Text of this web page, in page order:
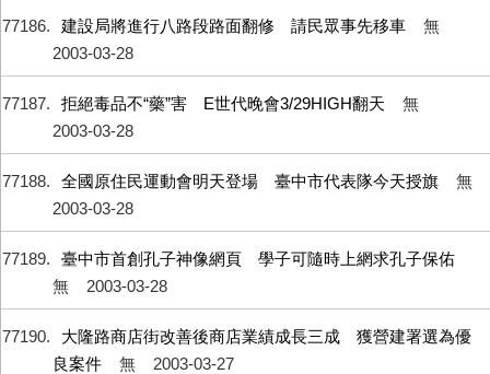
77186 建設局將進行八路段路面翻修 請民眾事先移車
無
2003-03-28
77187 拒絕毒品不“藥”害 E世代晚會3/29HIGH翻天
無
2003-03-28
77188 全國原住民運動會明天登場 臺中市代表隊今天授旗
無
2003-03-28
77189
臺中市首創孔子神像網頁 學子可隨時上網求孔子保佑
無
2003-03-28
77190
大隆路商店街改善後商店業績成長三成 獲營建署選為優
良案件
無 2003-03-27